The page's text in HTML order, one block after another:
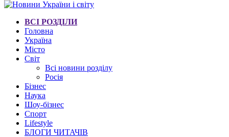
ВСІ РОЗДІЛИ
Головна
Україна
Місто
Світ
Всі новини розділу
Росія
Бізнес
Наука
Шоу-бізнес
Спорт
Lifestyle
БЛОГИ ЧИТАЧІВ